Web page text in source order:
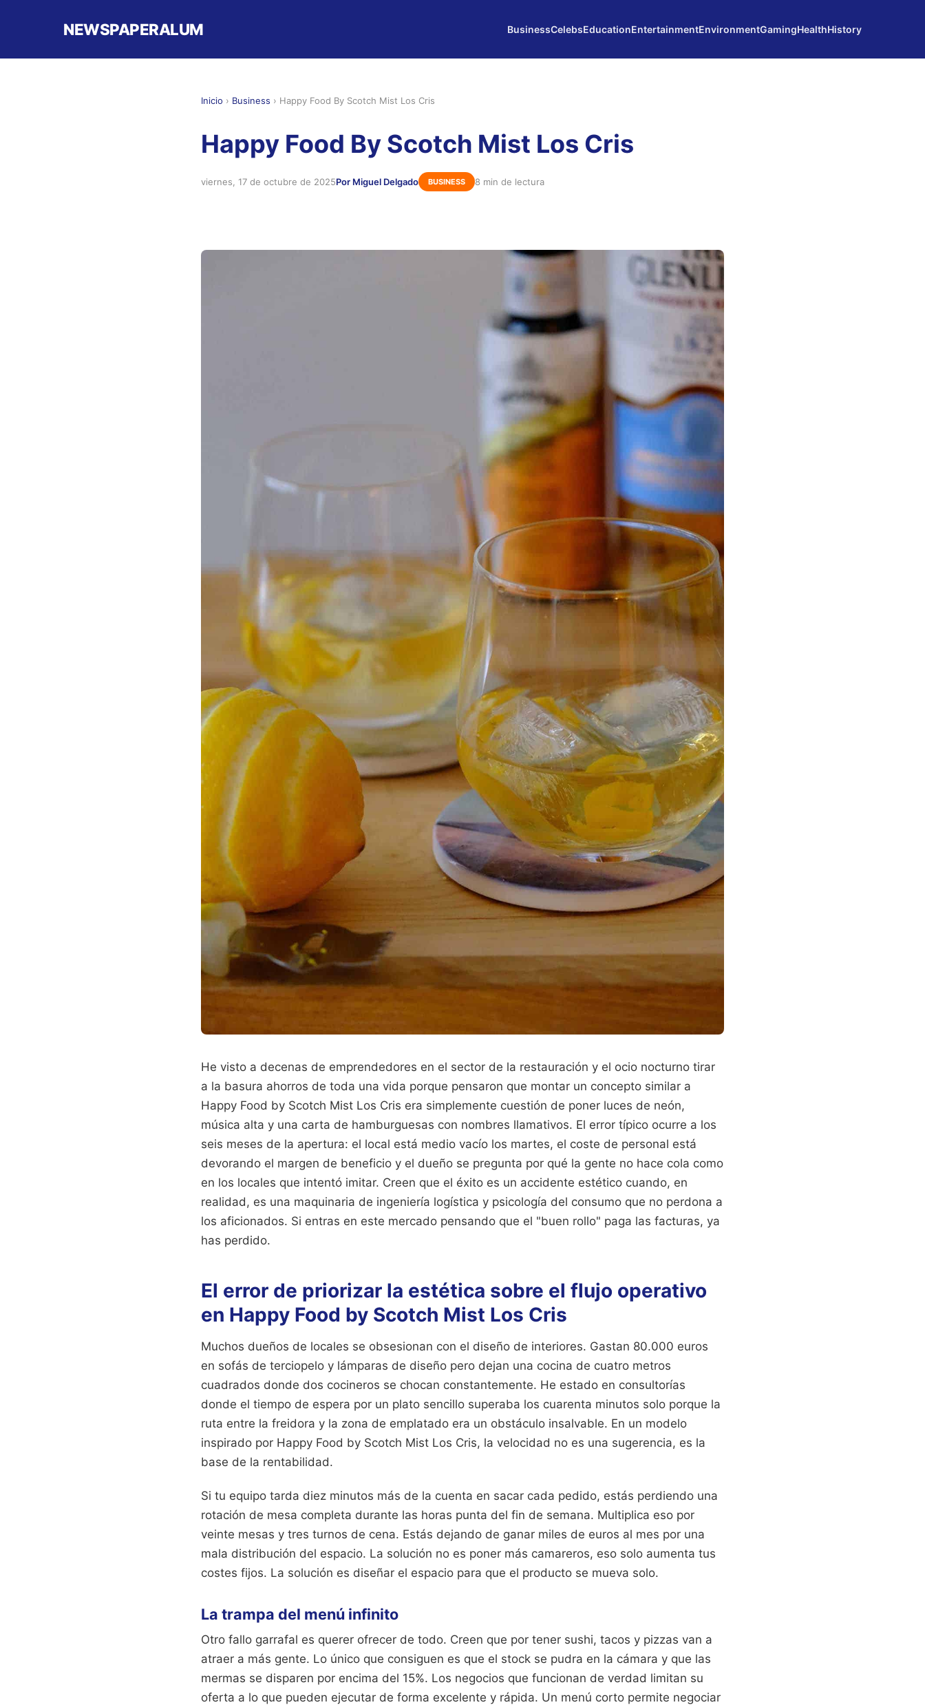
NEWSPAPERALUM BusinessCelebsEducationEntertainmentEnvironmentGamingHealthHistory
Inicio › Business › Happy Food By Scotch Mist Los Cris
Happy Food By Scotch Mist Los Cris
viernes, 17 de octubre de 2025Por Miguel Delgado BUSINESS 8 min de lectura
He visto a decenas de emprendedores en el sector de la restauración y el ocio nocturno tirar
a la basura ahorros de toda una vida porque pensaron que montar un concepto similar a
Happy Food by Scotch Mist Los Cris era simplemente cuestión de poner luces de neón,
música alta y una carta de hamburguesas con nombres llamativos. El error típico ocurre a los
seis meses de la apertura: el local está medio vacío los martes, el coste de personal está
devorando el margen de beneficio y el dueño se pregunta por qué la gente no hace cola como
en los locales que intentó imitar. Creen que el éxito es un accidente estético cuando, en
realidad, es una maquinaria de ingeniería logística y psicología del consumo que no perdona a
los aficionados. Si entras en este mercado pensando que el "buen rollo" paga las facturas, ya
has perdido.
El error de priorizar la estética sobre el flujo operativo
en Happy Food by Scotch Mist Los Cris
Muchos dueños de locales se obsesionan con el diseño de interiores. Gastan 80.000 euros
en sofás de terciopelo y lámparas de diseño pero dejan una cocina de cuatro metros
cuadrados donde dos cocineros se chocan constantemente. He estado en consultorías
donde el tiempo de espera por un plato sencillo superaba los cuarenta minutos solo porque la
ruta entre la freidora y la zona de emplatado era un obstáculo insalvable. En un modelo
inspirado por Happy Food by Scotch Mist Los Cris, la velocidad no es una sugerencia, es la
base de la rentabilidad.
Si tu equipo tarda diez minutos más de la cuenta en sacar cada pedido, estás perdiendo una
rotación de mesa completa durante las horas punta del fin de semana. Multiplica eso por
veinte mesas y tres turnos de cena. Estás dejando de ganar miles de euros al mes por una
mala distribución del espacio. La solución no es poner más camareros, eso solo aumenta tus
costes fijos. La solución es diseñar el espacio para que el producto se mueva solo.
La trampa del menú infinito
Otro fallo garrafal es querer ofrecer de todo. Creen que por tener sushi, tacos y pizzas van a
atraer a más gente. Lo único que consiguen es que el stock se pudra en la cámara y que las
mermas se disparen por encima del 15%. Los negocios que funcionan de verdad limitan su
oferta a lo que pueden ejecutar de forma excelente y rápida. Un menú corto permite negociar